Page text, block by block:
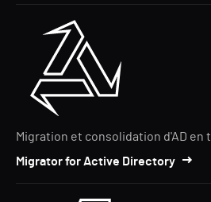
Migration et consolidation d'AD en
Migrator for Active Directory